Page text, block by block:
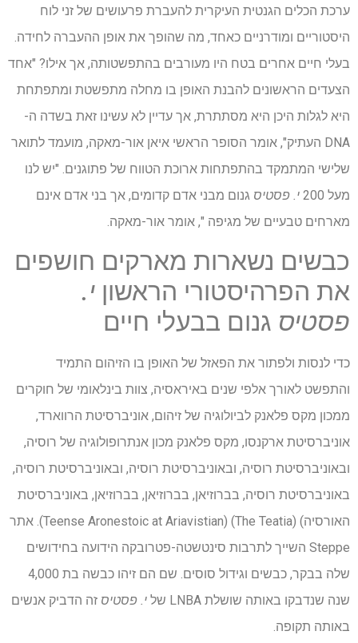
ערכת הכלים הגנטית העיקרית להעברת פרעושים של זני לוח
היסטוריים ומודרניים כאחד, מה שהופך את אופן ההעברה לחידה.
בעלי חיים אחרים בטח היו מעורבים בהתפשטותה, אך אילו? "אחד
הצעדים הראשונים להבנת האופן בו מחלה מתפשטת ומתפתחת
היא לגלות היכן היא מסתתרת, אך עדיין לא עשינו זאת בשדה ה-
DNA העתיק", אומר הסופר הראשי איאן אור-מאקה, מועמד לתואר
שלישי המתמקד בהתפתחות ארוכת הטווח של פתוגנים. "יש לנו
מעל 200
י. פסטיס גנום מבני אדם קדומים, אך בני אדם אינם
מארחים טבעיים של מגיפה ", אומר אור-מאקה.
כבשים נשארות מארקים חושפים
את הפרהיסטורי הראשון י.
פסטיס גנום בבעלי חיים
כדי לנסות ולפתור את הפאזל של האופן בו הזיהום התמיד
והתפשט לאורך אלפי שנים באיראסיה, צוות בינלאומי של חוקרים
ממכון מקס פלאנק לביולוגיה של זיהום, אוניברסיטת הרווארד,
אוניברסיטת ארקנסו, מקס פלאנק מכון אנתרופולוגיה של רוסיה,
ובאוניברסיטת רוסיה, ובאוניברסיטת רוסיה, ובאוניברסיטת רוסיה,
באוניברסיטת רוסיה, בברוזיאן, בברוזיאן, בברוזיאן, באוניברסיטת
האורסיה) (The Teatia) (Teense Aronestoic at Ariavistian). אתר
Steppe השייך לתרבות סינטשטה-פטרובקה הידועה בחידושים
שלה בבקר, כבשים וגידול סוסים. שם הם זיהו כבשה בת 4,000
שנה שנדבקו באותה שושלת LNBA של
י. פסטיס זה הדביק אנשים
באותה תקופה.